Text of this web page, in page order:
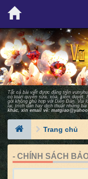
Tất cả bài viết được đăng trên
có toàn quyền sửa, xóa, kiểm duyệt,
gởi không phù hợp với Diễn Ðàn. Vui
lại, trích dẫn hay dịch thuật những
khác, xin email về:
Trang chủ
- CHÍNH SÁCH